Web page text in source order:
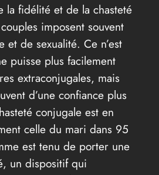
la fidélité et de la chasteté
imposent souvent
et de sexualité. Ce n’est
puisse plus facilement
extraconjugales, mais
d’une confiance plus
conjugale est en
celle du mari dans 95
est tenu de porter une
un dispositif qui